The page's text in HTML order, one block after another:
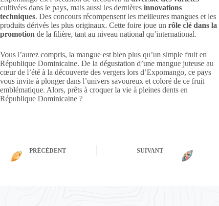
cultivées dans le pays, mais aussi les dernières innovations
techniques. Des concours récompensent les meilleures mangues et les
produits dérivés les plus originaux. Cette foire joue un rôle clé dans la
promotion de la filière, tant au niveau national qu’international.
Vous l’aurez compris, la mangue est bien plus qu’un simple fruit en
République Dominicaine. De la dégustation d’une mangue juteuse au
cœur de l’été à la découverte des vergers lors d’Expomango, ce pays
vous invite à plonger dans l’univers savoureux et coloré de ce fruit
emblématique. Alors, prêts à croquer la vie à pleines dents en
République Dominicaine ?
PRÉCÉDENT SUIVANT